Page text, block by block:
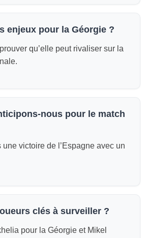
enjeux pour la Géorgie ?
qu’elle peut rivaliser sur la
nous pour le match
une victoire de l’Espagne avec un
clés à surveiller ?
pour la Géorgie et Mikel